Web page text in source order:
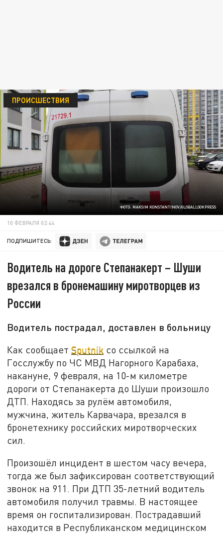
ФОТО: MAKSIM KONSTANTINOV/GLOBALLOOKPRESS
ПРОИСШЕСТВИЯ
10 ФЕВРАЛЯ 02:44
ПОДПИШИТЕСЬ:
Водитель на дороге Степанакерт – Шуши
врезался в бронемашину миротворцев из
России
Водитель пострадал, доставлен в больницу
Как сообщаетSputnik со ссылкой на
Госслужбу по ЧС МВД Нагорного Карабаха,
накануне, 9 февраля, на 10-м километре
дороги от Степанакерта до Шуши произошло
ДТП. Находясь за рулём автомобиля,
мужчина, житель Карвачара, врезался в
бронетехнику российских миротворческих
сил.
Произошёл инцидент в шестом часу вечера,
тогда же был зафиксирован соответствующий
звонок на 911. При ДТП 35-летний водитель
автомобиля получил травмы. В настоящее
время он госпитализирован. Пострадавший
находится в Республиканском медицинском